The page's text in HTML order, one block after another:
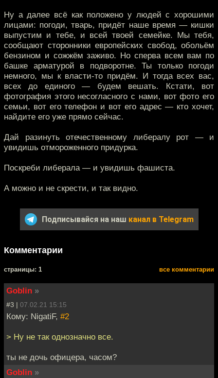
Ну а далее всё как положено у людей с хорошими
лицами: погоди, тварь, придёт наше время — кишки
выпустим и тебе, и всей твоей семейке. Мы тебя,
сообщают сторонники европейских свобод, обольём
бензином и сожжём заживо. Но сперва всем вам по
башке арматурой в подворотне. Ты только погоди
немного, мы к власти-то придём. И тогда всех вас,
всех до единого — будем вешать. Кстати, вот
фотография этого несогласного с нами, вот фото его
семьи, вот его телефон и вот его адрес — кто хочет,
найдите его уже прямо сейчас.
Дай разинуть отечественному либералу рот — и
увидишь отмороженного придурка.
Поскреби либерала — и увидишь фашиста.
А можно и не скрести, и так видно.
Подписывайся на наш канал в Telegram
Комментарии
cтраницы: 1 все комментарии
Goblin »
#3 | 07.02.21 15:15
Кому: NigatiF, #2
> Ну не так однозначно все.
ты не дочь офицера, часом?
Goblin »